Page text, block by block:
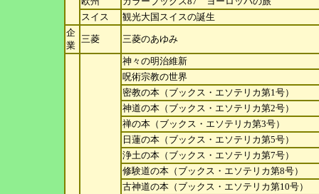
スイス
観光大国スイスの誕生
企
業
三菱 三菱のあゆみ
神々の明治維新
呪術宗教の世界
密教の本（ブックス・エソテリカ第1号）
神道の本（ブックス・エソテリカ第2号）
禅の本（ブックス・エソテリカ第3号）
日蓮の本（ブックス・エソテリカ第5号）
浄土の本（ブックス・エソテリカ第7号）
修験道の本（ブックス・エソテリカ第8号）
古神道の本（ブックス・エソテリカ第10号）